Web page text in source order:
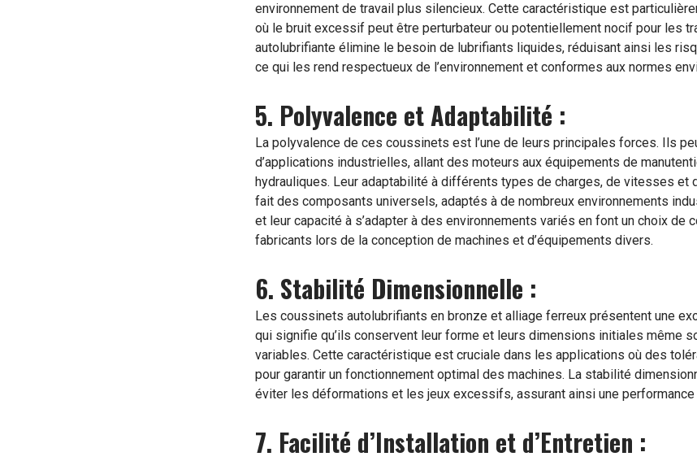
environnement de travail plus silencieux. Cette caractéristique est
où le bruit excessif peut être perturbateur ou potentiellement nocif pour les
autolubrifiante élimine le besoin de lubrifiants liquides, réduisant ainsi les
ce qui les rend respectueux de l’environnement et conformes aux normes
5. Polyvalence et Adaptabilité :
La polyvalence de ces coussinets est l’une de leurs principales forces. Ils
d’applications industrielles, allant des moteurs aux équipements de
hydrauliques. Leur adaptabilité à différents types de charges, de vitesses et
fait des composants universels, adaptés à de nombreux environnements
et leur capacité à s’adapter à des environnements variés en font un choix de
fabricants lors de la conception de machines et d’équipements divers.
6. Stabilité Dimensionnelle :
Les coussinets autolubrifiants en bronze et alliage ferreux présentent une
qui signifie qu’ils conservent leur forme et leurs dimensions initiales même
variables. Cette caractéristique est cruciale dans les applications où des
pour garantir un fonctionnement optimal des machines. La stabilité
éviter les déformations et les jeux excessifs, assurant ainsi une
7. Facilité d’Installation et d’Entretien :